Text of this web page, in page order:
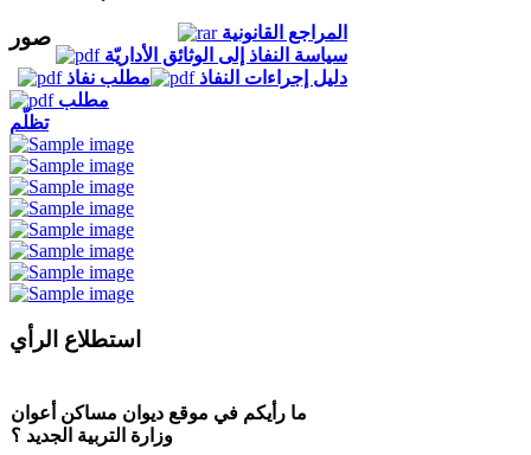
المراجع القانونية
سياسة النفاذ إلى الوثائق الأداريّة
دليل إجراءات النفاذ
مطلب نفاذ
مطلب
تظلّم
صور
استطلاع الرأي
ما رأيكم في موقع ديوان مساكن أعوان
وزارة التربية الجديد ؟